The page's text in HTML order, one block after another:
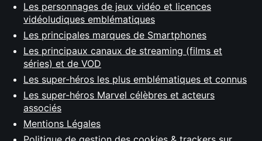
Les personnages de jeux vidéo et licences
vidéoludiques emblématiques
Les principales marques de Smartphones
Les principaux canaux de streaming (films et
séries) et de VOD
Les super-héros les plus emblématiques et connus
Les super-héros Marvel célèbres et acteurs
associés
Mentions Légales